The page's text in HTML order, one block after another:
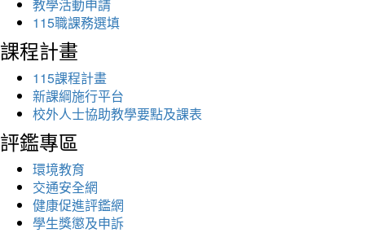
教學活動申請
115職課務選填
課程計畫
115課程計畫
新課綱施行平台
校外人士協助教學要點及課表
評鑑專區
環境教育
交通安全網
健康促進評鑑網
學生獎懲及申訴